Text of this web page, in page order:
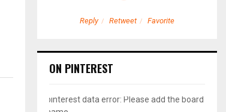
Reply Retweet Favorite
ON PINTEREST
pinterest data error: Please add the board